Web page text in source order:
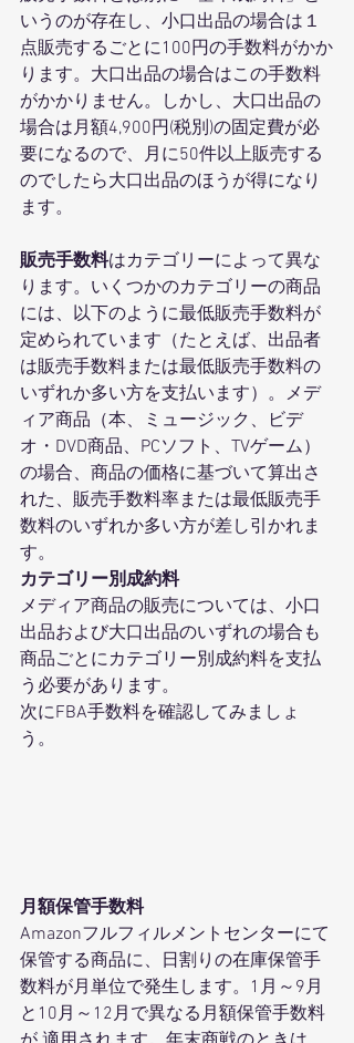
いうのが存在し、小口出品の場合は１
点販売するごとに100円の手数料がかか
ります。大口出品の場合はこの手数料
がかかりません。しかし、大口出品の
場合は月額4,900円(税別)の固定費が必
要になるので、月に50件以上販売する
のでしたら大口出品のほうが得になり
ます。
販売手数料はカテゴリーによって異な
ります。いくつかのカテゴリーの商品
には、以下のように最低販売手数料が
定められています（たとえば、出品者
は販売手数料または最低販売手数料の
いずれか多い方を支払います）。メデ
ィア商品（本、ミュージック、ビデ
オ・DVD商品、PCソフト、TVゲーム）
の場合、商品の価格に基づいて算出さ
れた、販売手数料率または最低販売手
数料のいずれか多い方が差し引かれま
す。
カテゴリー別成約料
メディア商品の販売については、小口
出品および大口出品のいずれの場合も
商品ごとにカテゴリー別成約料を支払
う必要があります。
次にFBA手数料を確認してみましょ
う。
月額保管手数料
Amazonフルフィルメントセンターにて
保管する商品に、日割りの在庫保管手
数料が月単位で発生します。1月～9月
と10月～12月で異なる月額保管手数料